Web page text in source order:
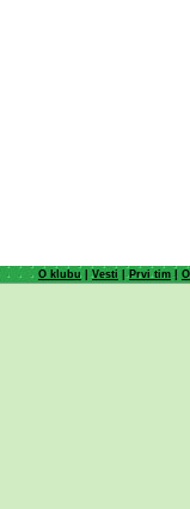
O klubu |Vesti | Prvi tim |